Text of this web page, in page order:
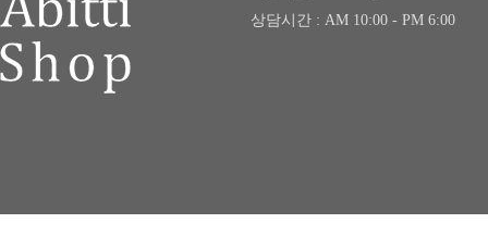
상담시간 : AM 10:00 - PM 6:00